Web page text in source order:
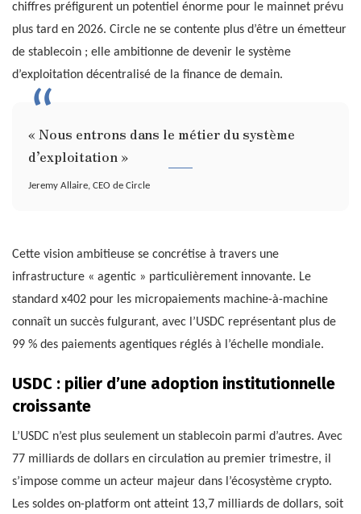
chiffres préfigurent un potentiel énorme pour le mainnet prévu
plus tard en 2026. Circle ne se contente plus d’être un émetteur
de stablecoin ; elle ambitionne de devenir le système
d’exploitation décentralisé de la finance de demain.
« Nous entrons dans le métier du système
d’exploitation »
Jeremy Allaire, CEO de Circle
Cette vision ambitieuse se concrétise à travers une
infrastructure « agentic » particulièrement innovante. Le
standard x402 pour les micropaiements machine-à-machine
connaît un succès fulgurant, avec l’USDC représentant plus de
99 % des paiements agentiques réglés à l’échelle mondiale.
USDC : pilier d’une adoption institutionnelle
croissante
L’USDC n’est plus seulement un stablecoin parmi d’autres. Avec
77 milliards de dollars en circulation au premier trimestre, il
s’impose comme un acteur majeur dans l’écosystème crypto.
Les soldes on-platform ont atteint 13,7 milliards de dollars, soit